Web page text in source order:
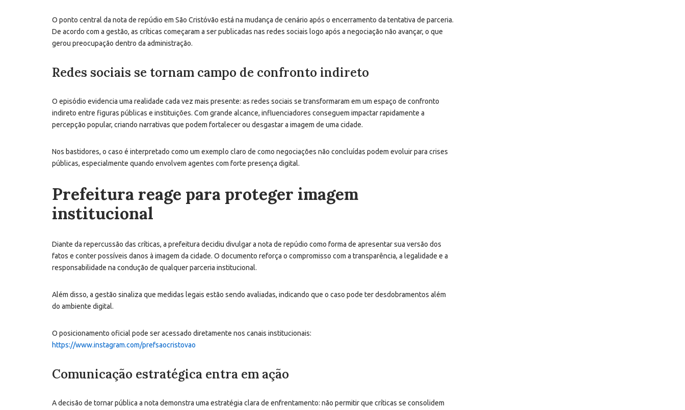
O ponto central da nota de repúdio em São Cristóvão está na mudança de cenário após o encerramento da tentativa de parceria.
De acordo com a gestão, as críticas começaram a ser publicadas nas redes sociais logo após a negociação não avançar, o que
gerou preocupação dentro da administração.
Redes sociais se tornam campo de confronto indireto
O episódio evidencia uma realidade cada vez mais presente: as redes sociais se transformaram em um espaço de confronto
indireto entre figuras públicas e instituições. Com grande alcance, influenciadores conseguem impactar rapidamente a
percepção popular, criando narrativas que podem fortalecer ou desgastar a imagem de uma cidade.
Nos bastidores, o caso é interpretado como um exemplo claro de como negociações não concluídas podem evoluir para crises
públicas, especialmente quando envolvem agentes com forte presença digital.
Prefeitura reage para proteger imagem
institucional
Diante da repercussão das críticas, a prefeitura decidiu divulgar a nota de repúdio como forma de apresentar sua versão dos
fatos e conter possíveis danos à imagem da cidade. O documento reforça o compromisso com a transparência, a legalidade e a
responsabilidade na condução de qualquer parceria institucional.
Além disso, a gestão sinaliza que medidas legais estão sendo avaliadas, indicando que o caso pode ter desdobramentos além
do ambiente digital.
O posicionamento oficial pode ser acessado diretamente nos canais institucionais:
https://www.instagram.com/prefsaocristovao
Comunicação estratégica entra em ação
A decisão de tornar pública a nota demonstra uma estratégia clara de enfrentamento: não permitir que críticas se consolidem